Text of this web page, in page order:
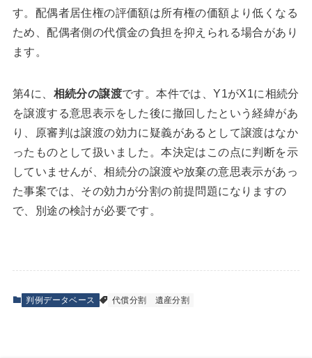
す。配偶者居住権の評価額は所有権の価額より低くなる
ため、配偶者側の代償金の負担を抑えられる場合があり
ます。
第4に、 相続分の譲渡です。本件では、Y1がX1に相続分
を譲渡する意思表示をした後に撤回したという経緯があ
り、原審判は譲渡の効力に疑義があるとして譲渡はなか
ったものとして扱いました。本決定はこの点に判断を示
していませんが、相続分の譲渡や放棄の意思表示があっ
た事案では、その効力が分割の前提問題になりますの
で、別途の検討が必要です。
判例データベース 代償分割 遺産分割